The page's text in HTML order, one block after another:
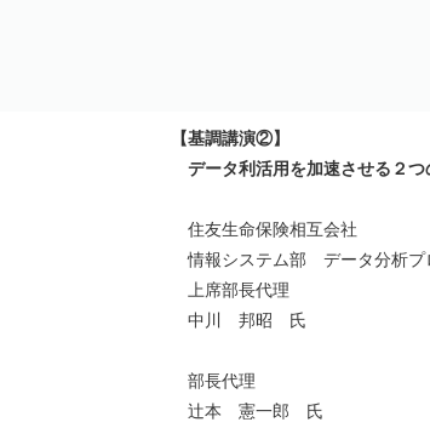
【基調講演②】
データ利活用を加速させる２
住友生命保険相互会社
情報システム部 データ分析プ
上席部長代理
中川 邦昭 氏
部長代理
辻本 憲一郎 氏